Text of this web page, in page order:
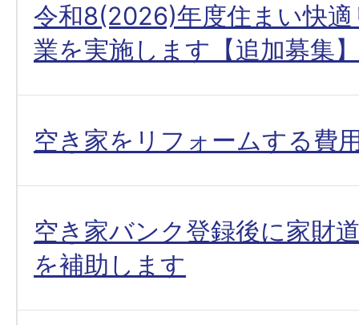
令和8(2026)年度住まい快
業を実施します【追加募集】
空き家をリフォームする費
空き家バンク登録後に家財
を補助します